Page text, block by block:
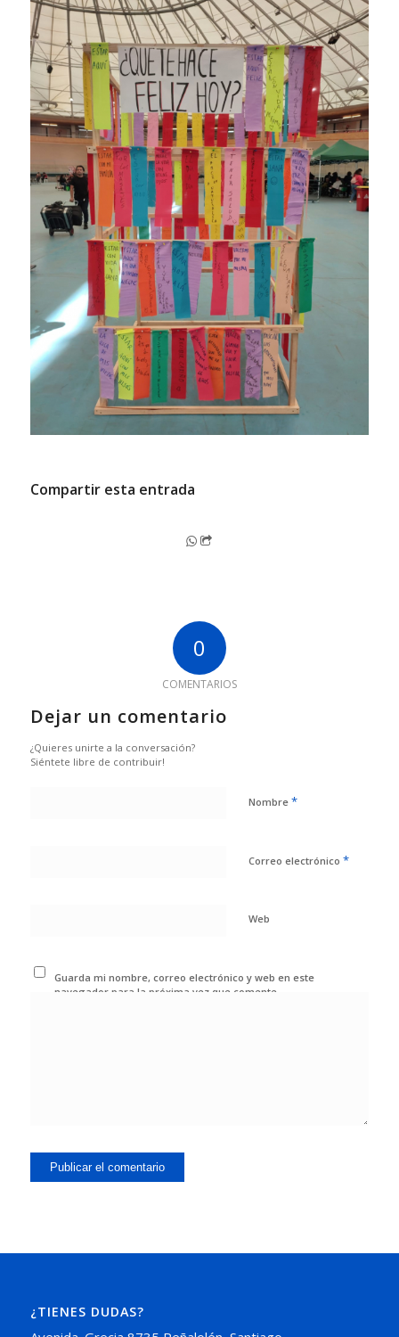
Compartir esta entrada
0
COMENTARIOS
Dejar un comentario
¿Quieres unirte a la conversación?
Siéntete libre de contribuir!
Nombre *
Correo electrónico *
Web
Guarda mi nombre, correo electrónico y web en este
navegador para la próxima vez que comente.
¿TIENES DUDAS?